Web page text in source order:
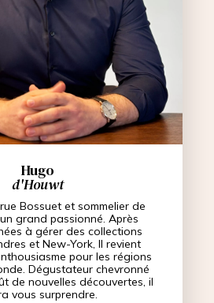
Hugo
d'Houwt
Bossuet et sommelier de
un grand passionné. Après
à gérer des collections
et New-York, Il revient
pour les régions
Dégustateur chevronné
de nouvelles découvertes, il
vous surprendre.